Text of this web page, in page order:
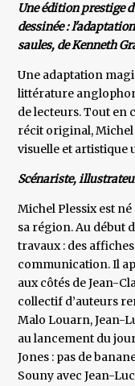
Une édition prestige
dessinée :
saules, de Kenneth
Une adaptation
littérature
de lecteurs. Tout en
récit original,
visuelle et artistique
Scénariste,
Michel Plessix est
sa région. Au début
travaux : des
communication. Il
aux côtés de Jean-
collectif d’auteurs
Malo Louarn, Jean-
au lancement du
Jones : pas de
Souny avec Jean-